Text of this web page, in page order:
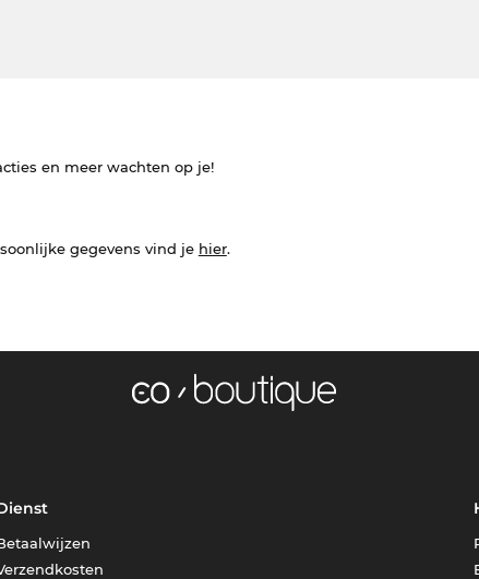
en meer wachten op je!
gegevens vind je hier.